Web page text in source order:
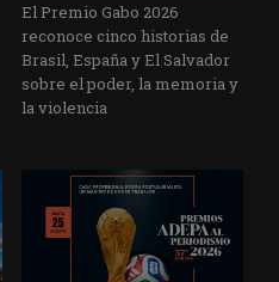
El Premio Gabo 2026
reconoce cinco historias de
Brasil, España y El Salvador
sobre el poder, la memoria y
la violencia